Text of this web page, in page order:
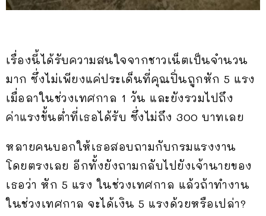
เรื่องนี้ได้รับความสนใจจากชาวเน็ตเป็นจำนวน
มาก ซึ่งไม่เพียงแค่ประเด็นที่คุณปิ่นถูกหัก 5 แรง
เมื่อลาในช่วงเทศกาล 1 วัน และยังรวมไปถึง
ค่าแรงขั้นต่ำที่เธอได้รับ ซึ่งไม่ถึง 300 บาทเลย
หลายคนบอกให้เธอสอบถามกับกรมแรงงาน
โดยตรงเลย อีกทั้งยังถามกลับไปยังเจ้านายของ
เธอว่า หัก 5 แรง ในช่วงเทศกาล แล้วถ้าทำงาน
ในช่วงเทศกาล จะได้เงิน 5 แรงด้วยหรือเปล่า?